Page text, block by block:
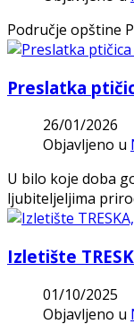
Područje opštine
Preslatka
26/01/2026
Objavljeno u
U bilo koje doba
ljubiteljeljima
Izletište
01/10/2025
Objavljeno u